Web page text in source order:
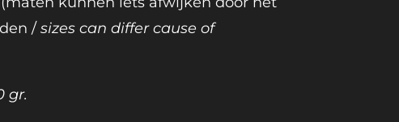
/ sizes can differ cause of
gr.